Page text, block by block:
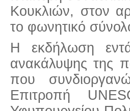
Κουκλιών, στον
το φωνητικό
Η εκδήλωση
ανακάλυψης της
που
Επιτροπή